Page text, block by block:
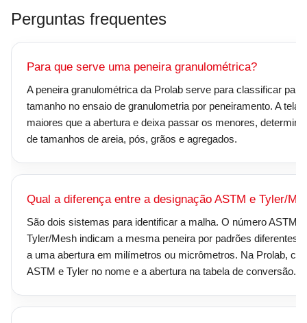
Perguntas frequentes
Para que serve uma peneira granulométrica?
A peneira granulométrica da Prolab serve para classificar
tamanho no ensaio de granulometria por peneiramento. A tela
maiores que a abertura e deixa passar os menores,
de tamanhos de areia, pós, grãos e agregados.
Qual a diferença entre a designação ASTM e Tyler/
São dois sistemas para identificar a malha. O número ASTM/
Tyler/Mesh indicam a mesma peneira por padrões diferentes,
a uma abertura em milímetros ou micrômetros. Na Prolab,
ASTM e Tyler no nome e a abertura na tabela de conversão.